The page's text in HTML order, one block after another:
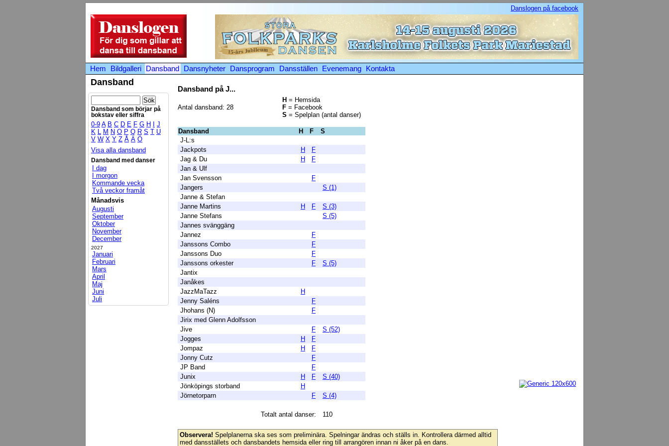
Danslogen på facebook
Hem Bildgalleri Dansband Dansnyheter Dansprogram Dansställen Evenemang Kontakta
Dansband
Dansband som börjar på
bokstav eller siffra
0-9 A B C D E F G H
J
K L M N O P Q R S T U
V W X Y Z Å Ä Ö
Visa alla dansband
Dansband med danser
I dag
I morgon
Kommande vecka
Två veckor framåt
Månadsvis
Augusti
September
Oktober
November
December
2027
Januari
Februari
Mars
April
Maj
Juni
Juli
Dansband på J...
Antal dansband: 28
H = Hemsida
F = Facebook
S = Spelplan (antal danser)
Dansband H F
S
J-L:s
Jackpots
H
F
Jag & Du
H
F
Jan & Ulf
Jan Svensson
F
Jangers
S (1)
Janne & Stefan
Janne Martins
H F
S (3)
Janne Stefans
S (5)
Jannes svänggäng
Jannez
F
Janssons Combo
F
Janssons Duo
F
Janssons orkester
F
S (5)
Jantix
Janåkes
JazzMaTazz
H
Jenny Saléns
F
Jhohans (N)
F
Jirix med Glenn Adolfsson
Jive
F
S (52)
Jogges
H
F
Jompaz
H
F
Jonny Cutz
F
JP Band
F
Junix
H F
S (40)
Jönköpings storband
H
Jörnetorparn
F S (4)
Totalt antal danser: 110
Observera! Spelplanerna ska ses som preliminära. Spelningar ändras och ställs in. Kontrollera därmed alltid
med dansställets och dansbandets hemsida eller ring till arrangören innan ni åker på en dans.